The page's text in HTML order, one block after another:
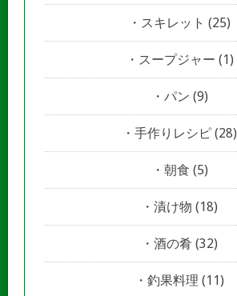
スキレット (25)
スープジャー (1)
パン (9)
手作りレシピ (28)
朝食 (5)
漬け物 (18)
酒の肴 (32)
釣果料理 (11)